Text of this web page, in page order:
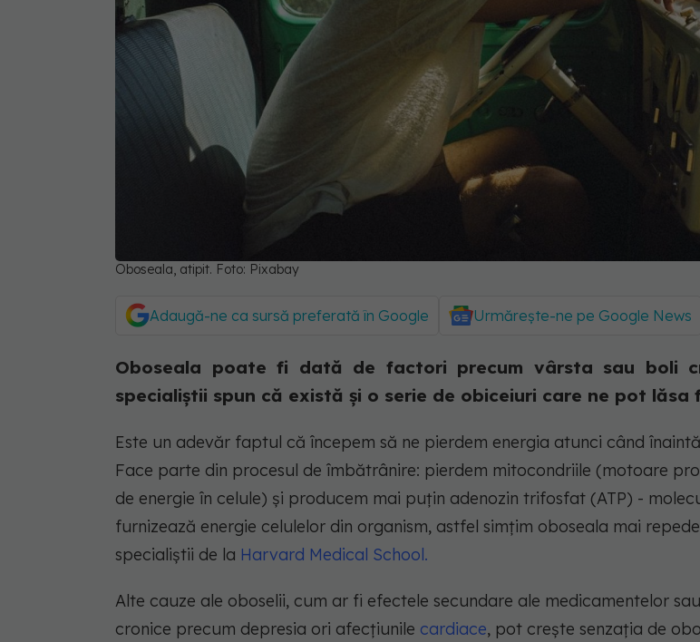
Oboseala, atipit. Foto: Pixabay
Adaugă-ne ca sursă preferată în Google Urmărește-ne pe Google News
Oboseala poate fi dată de factori precum vârsta sau boli
specialiștii spun că există și o serie de obiceiuri care ne pot lăsa
Este un adevăr faptul că începem să ne pierdem energia atunci când
Face parte din procesul de îmbătrânire: pierdem mitocondriile (motoare
de energie în celule) și producem mai puțin adenozin trifosfat (ATP) -
furnizează energie celulelor din organism, astfel simțim oboseala mai
specialiștii de la Harvard Medical School.
Alte cauze ale oboselii, cum ar fi efectele secundare ale medicamentelor
cronice precum depresia ori afecțiunile cardiace, pot crește senzația de